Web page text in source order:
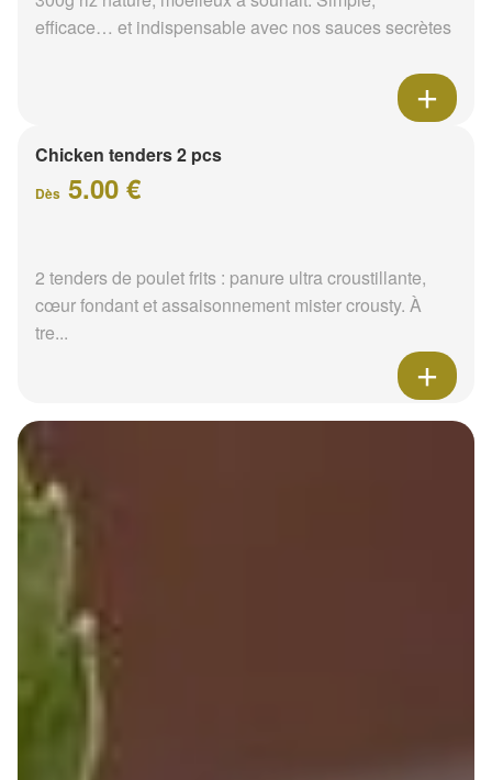
efficace… et indispensable avec nos sauces secrètes
Chicken tenders 2 pcs
Dès 5.00 €
2 tenders de poulet frits : panure ultra croustillante,
cœur fondant et assaisonnement mister crousty. À
tre...